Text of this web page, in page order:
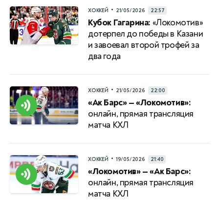
ХОККЕЙ • 21/05/2026 22:57
Кубок Гагарина: «Локомотив»
дотерпел до победы в Казани
и завоевал второй трофей за
два года
ХОККЕЙ • 21/05/2026 22:00
«Ак Барс» — «Локомотив»:
онлайн, прямая трансляция
матча КХЛ
ХОККЕЙ • 19/05/2026 21:40
«Локомотив» — «Ак Барс»:
онлайн, прямая трансляция
матча КХЛ